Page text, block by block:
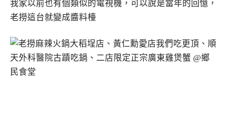
我家以前也有個類似的電視機，可以說是當年的回憶，
老撈這台就變成醬料檯